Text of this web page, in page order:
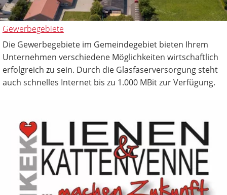
Gewerbegebiete
Die Gewerbegebiete im Gemeindegebiet bieten Ihrem
Unternehmen verschiedene Möglichkeiten wirtschaftlich
erfolgreich zu sein. Durch die Glasfaserversorgung steht
auch schnelles Internet bis zu 1.000 MBit zur Verfügung.